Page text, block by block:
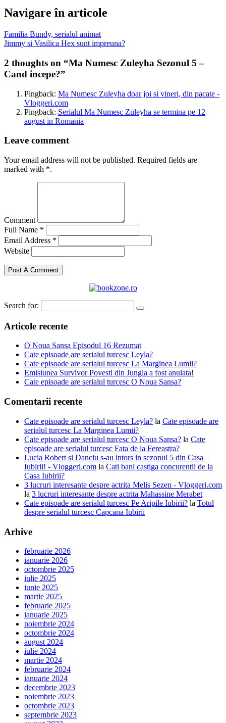
Navigare în articole
Familia Bundy, serialul animat
Jimmy si Vasilica Hex sunt impreuna?
2 thoughts on “Ma Numesc Zuleyha Sezonul 5 –
Cand incepe?”
Pingback: Ma Numesc Zuleyha doar joi si vineri, din pacate -
Vloggeri.com
Pingback: Serialul Ma Numesc Zuleyha se termina pe 12
august in Romania
Leave comment
Your email address will not be published. Required fields are
marked with *.
Comment
Full Name *
Email Address *
Website
Search for:
Articole recente
O Noua Sansa Episodul 16 Rezumat
Cate episoade are serialul turcesc Leyla?
Cate episoade are serialul turcesc La Marginea Lumii?
Emisiunea Survivor Povesti din Jungla a fost anulata!
Cate episoade are serialul turcesc O Noua Sansa?
Comentarii recente
Cate episoade are serialul turcesc Leyla? la Cate episoade are
serialul turcesc La Marginea Lumii?
Cate episoade are serialul turcesc O Noua Sansa? la Cate
episoade are serialul turcesc Fata de la Fereastra?
Lucia Robert si Danciu s-au intors in sezonul 5 din Casa
Iubirii! - Vloggeri.com la Cati bani castiga concurentii de la
Casa Iubirii?
3 lucruri interesante despre actrita Melis Sezen - Vloggeri.com
la 3 lucruri interesante despre actrita Mahassine Merabet
Cate episoade are serialul turcesc Pe Aripile Iubirii? la Totul
despre serialul turcesc Capcana Iubirii
Arhive
februarie 2026
ianuarie 2026
octombrie 2025
iulie 2025
iunie 2025
martie 2025
februarie 2025
ianuarie 2025
noiembrie 2024
octombrie 2024
august 2024
iulie 2024
martie 2024
februarie 2024
ianuarie 2024
decembrie 2023
noiembrie 2023
octombrie 2023
septembrie 2023